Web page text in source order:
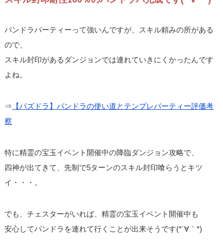
パンドラパーティーって強いんですが、スキル頼みの所がある
ので、
スキル封印があるダンジョンでは連れていきにくかったんです
よね。
⇒ 【パズドラ】パンドラの使い道とテンプレパーティー評価考
察
特に精霊の宝玉イベント開催中の降臨ダンジョン攻略で、
四神が出てきて、先制で5ターンのスキル封印喰らうとキツ
イ・・・。
でも、チェスターがいれば、精霊の宝玉イベント開催中も
安心してパンドラを連れて行くことが出来そうです(*´∀｀*)